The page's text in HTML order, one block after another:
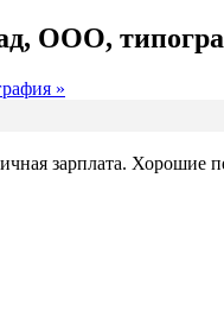
ООО,
»
зарплата. Хорошие